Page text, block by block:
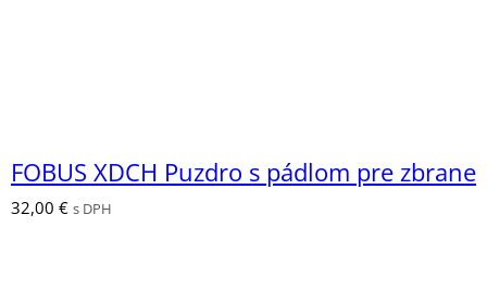
FOBUS XDCH Puzdro s pádlom pre zbrane
32,00 € s DPH